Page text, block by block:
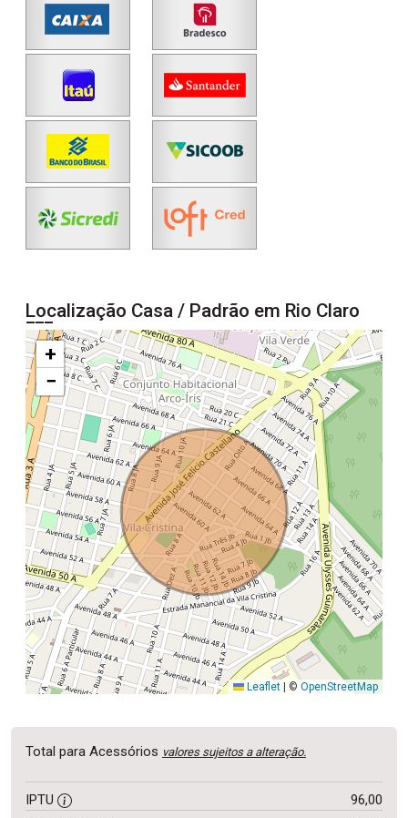
Localização Casa / Padrão em Rio Claro
+
−
Leaflet | © OpenStreetMap
Total para Acessórios valores sujeitos a alteração.
IPTU
96,00